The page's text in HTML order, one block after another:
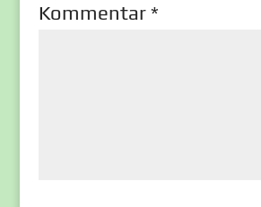
Kommentar*